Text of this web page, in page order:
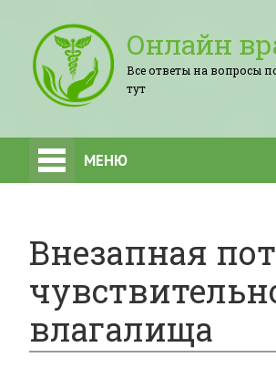
Онлайн
Все ответы на вопросы
тут
МЕНЮ
Внезапная
влагалища